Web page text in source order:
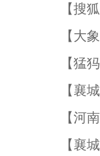
【搜
【大
【猛
【襄
【河
【襄